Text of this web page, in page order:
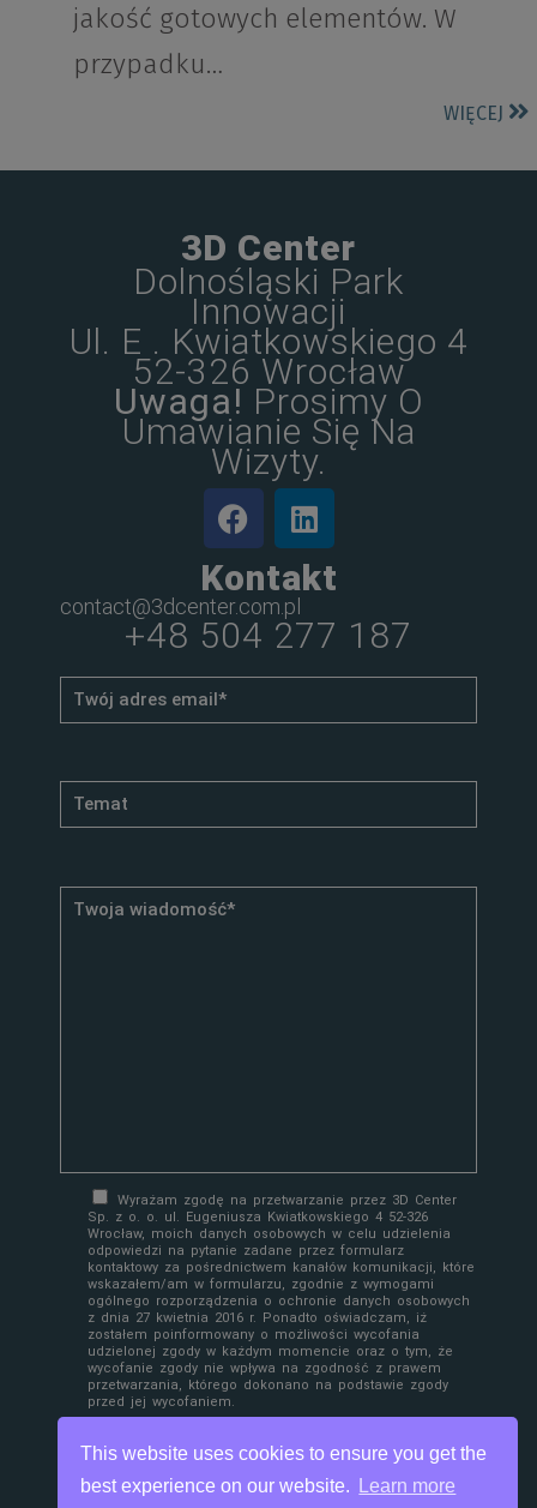
This website uses cookies to ensure you get the
best experience on our website.
Learn more
jakość gotowych elementów. W
przypadku…
WIĘCEJ
3D Center
Dolnośląski Park
Innowacji
Ul. E . Kwiatkowskiego 4
52-326 Wrocław
Uwaga! Prosimy O
Umawianie Się Na
Wizyty.
Kontakt
contact@3dcenter.com.pl
+48 504 277 187
Wyrażam zgodę na przetwarzanie przez 3D Center
Sp. z o. o. ul. Eugeniusza Kwiatkowskiego 4 52-326
Wrocław, moich danych osobowych w celu udzielenia
odpowiedzi na pytanie zadane przez formularz
kontaktowy za pośrednictwem kanałów komunikacji, które
wskazałem/am w formularzu, zgodnie z wymogami
ogólnego rozporządzenia o ochronie danych osobowych
z dnia 27 kwietnia 2016 r. Ponadto oświadczam, iż
zostałem poinformowany o możliwości wycofania
udzielonej zgody w każdym momencie oraz o tym, że
wycofanie zgody nie wpływa na zgodność z prawem
przetwarzania, którego dokonano na podstawie zgody
przed jej wycofaniem.